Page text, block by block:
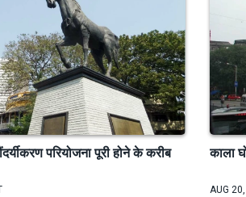
परियोजना पूरी होने के करीब काला
AUG